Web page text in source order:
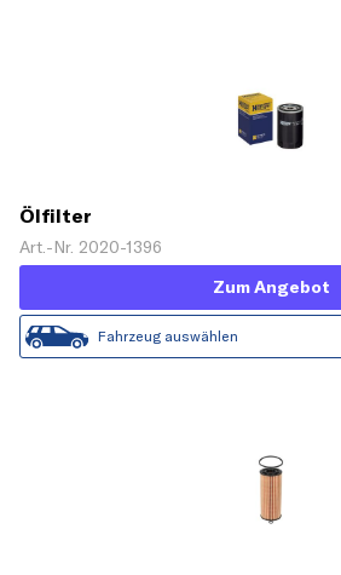
Ölfilter
Art.-Nr. 2020-1396
Zum Angebot
Fahrzeug auswählen